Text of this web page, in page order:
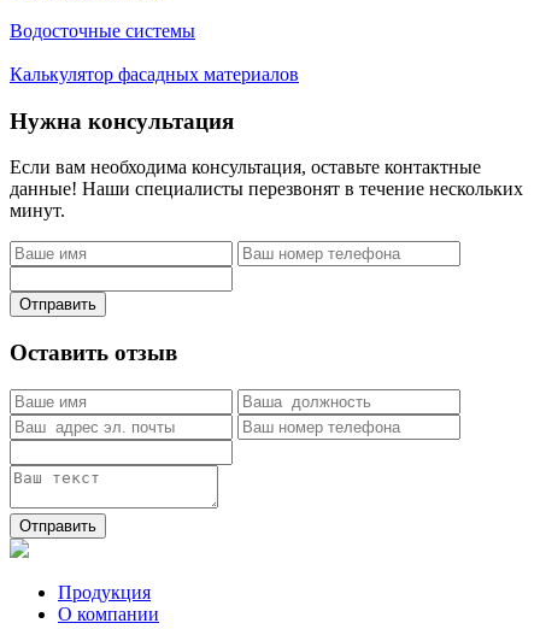
Водосточные системы
Калькулятор фасадных материалов
Нужна консультация
Если вам необходима консультация, оставьте контактные
данные! Наши специалисты перезвонят в течение нескольких
минут.
Отправить
Оставить отзыв
Отправить
Продукция
О компании